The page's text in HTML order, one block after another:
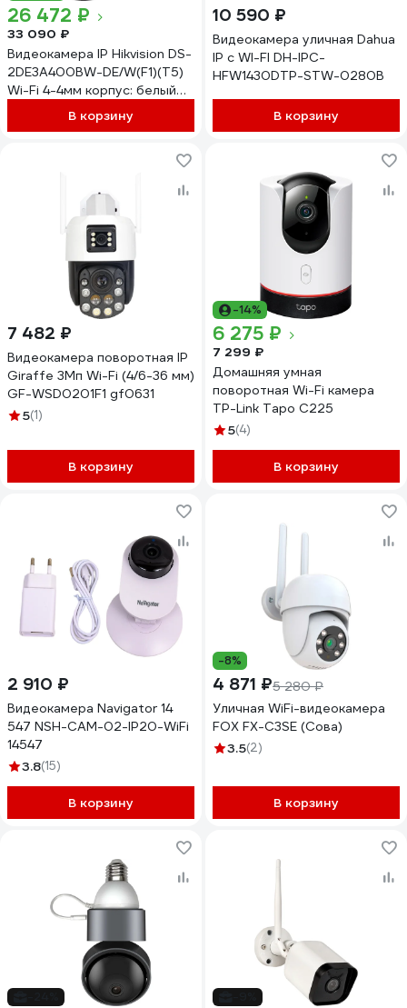
26 472 ₽
33 090 ₽
Видеокамера IP Hikvision DS-
2DE3A400BW-DE/W(F1)(T5)
Wi-Fi 4-4мм корпус: белый
В корзину
10 590 ₽
Видеокамера уличная Dahua
IP с WI-FI DH-IPC-
HFW1430DTP-STW-0280B
В корзину
7 482 ₽
Видеокамера поворотная IP
Giraffe 3Мп Wi-Fi (4/6-36 мм)
GF-WSD0201F1 gf0631
5(1)
В корзину
-14%
6 275 ₽
7 299 ₽
Домашняя умная
поворотная Wi-Fi камера
TP-Link Tapo C225
5(4)
В корзину
2 910 ₽
Видеокамера Navigator 14
547 NSH-CAM-02-IP20-WiFi
14547
3.8(15)
В корзину
-8%
4 871 ₽5 280 ₽
Уличная WiFi-видеокамера
FOX FX-C3SE (Сова)
3.5(2)
В корзину